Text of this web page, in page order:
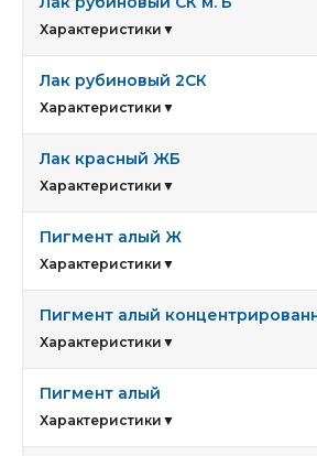
Характеристики ▼
Лак рубиновый 2СК
Характеристики ▼
Лак красный ЖБ
Характеристики ▼
Пигмент алый Ж
Характеристики ▼
Пигмент алый
Характеристики ▼
Пигмент алый
Характеристики ▼